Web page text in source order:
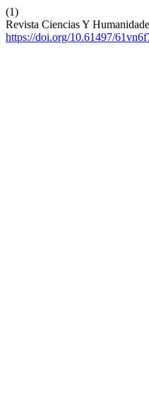
(1)
Revista Ciencias Y
https://doi.org/10.61497/